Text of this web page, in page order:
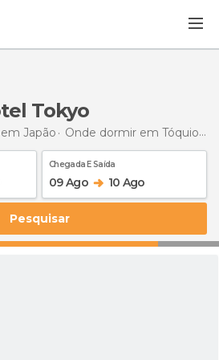
Tokyo
Japão Onde dormir em Tóquio
Chegada E Saída
09 Ago 10 Ago
Pesquisar